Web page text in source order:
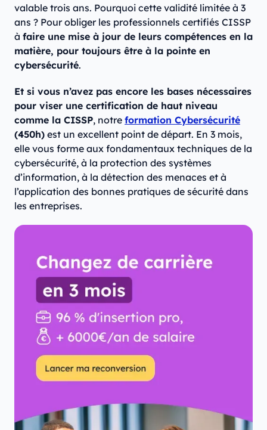
valable trois ans. Pourquoi cette validité limitée à 3
ans ? Pour obliger les professionnels certifiés CISSP
à faire une mise à jour de leurs compétences en la
matière, pour toujours être à la pointe en
cybersécurité.
Et si vous n’avez pas encore les bases nécessaires
pour viser une certification de haut niveau
comme la CISSP, notre formation Cybersécurité
(450h) est un excellent point de départ. En 3 mois,
elle vous forme aux fondamentaux techniques de la
cybersécurité, à la protection des systèmes
d’information, à la détection des menaces et à
l’application des bonnes pratiques de sécurité dans
les entreprises.